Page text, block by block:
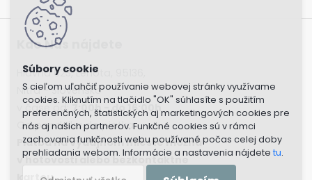
S cieľom uľahčiť používanie webovej stránky využívame
cookies. Kliknutím na tlačidlo "OK" súhlasíte s použitím
preferenčných, štatistických aj marketingových cookies pre
nás aj našich partnerov. Funkčné cookies sú v rámci
zachovania funkčnosti webu používané počas celej doby
prehliadania webom. Informácie a nastavenia nájdete tu.
Kde Nás nájdete
Hlavná 623, Lehota, 95136,
Nitra - Slovensko
v čase od:7:00h - do 16:00h
Od pondelka do piatka.
Platba na výdajnom mieste možná
v hotovosti alebo bezkontaktne
kartou